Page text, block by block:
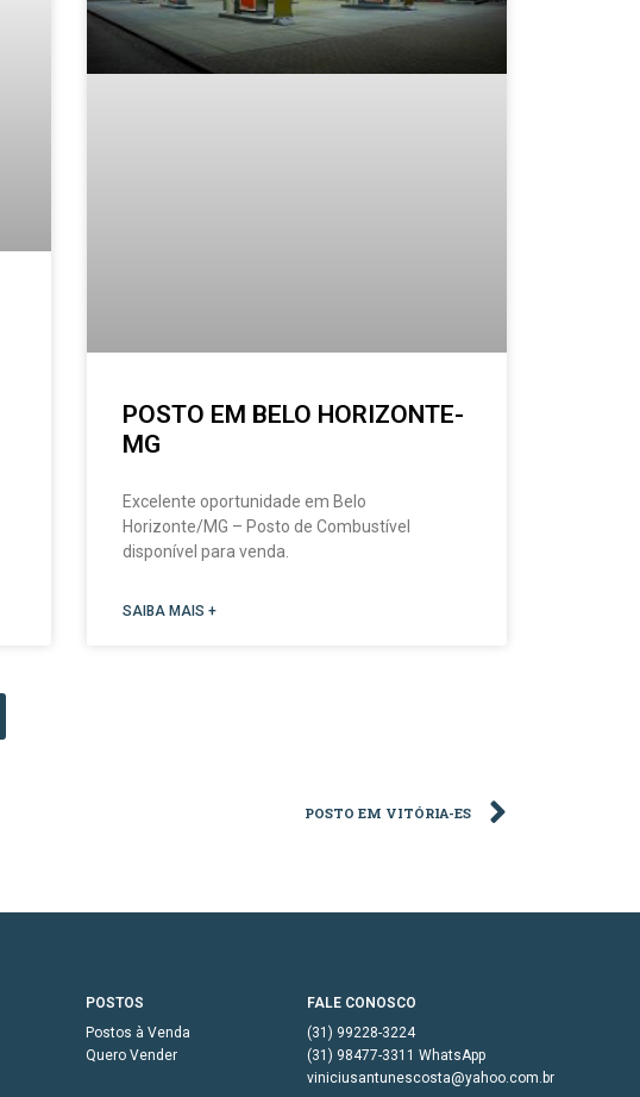
POSTO EM BELO HORIZONTE-
MG
Excelente oportunidade em Belo
Horizonte/MG – Posto de Combustível
disponível para venda.
SAIBA MAIS +
POSTO EM VITÓRIA-ES
POSTOS
Postos à Venda
Quero Vender
FALE CONOSCO
(31) 99228-3224
(31) 98477-3311 WhatsApp
viniciusantunescosta@yahoo.com.br